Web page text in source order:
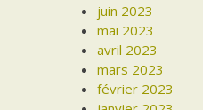
juin 2023
mai 2023
avril 2023
mars 2023
février 2023